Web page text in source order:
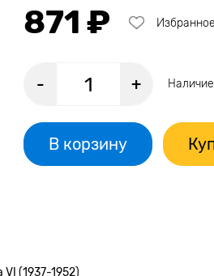
871 ₽ Избранное
- +
В корзину
(1937-1952)